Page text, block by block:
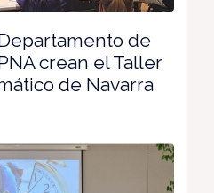
de
crean el Taller
de Navarra